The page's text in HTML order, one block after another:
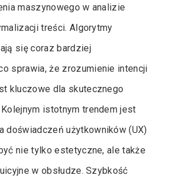
maszynowego w analizie
treści. Algorytmy
się coraz bardziej
sprawia, że zrozumienie intencji
kluczowe dla skutecznego
istotnym trendem jest
doświadczeń użytkowników (UX)
nie tylko estetyczne, ale także
w obsłudze. Szybkość